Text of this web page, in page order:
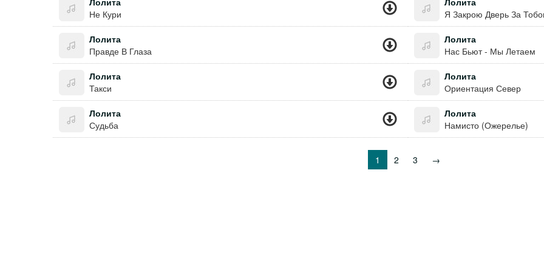
Не Кури
Я Закрою Дверь За
Лолита
Правде В Глаза
Лолита
Нас Бьют - Мы Летаем
Лолита
Такси
Лолита
Ориентация Север
Лолита
Судьба
Лолита
Намисто (Ожерелье)
1 2 3 →